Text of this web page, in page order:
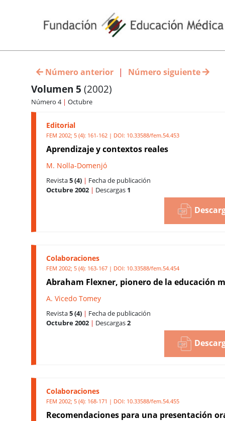
Número siguiente
|
Número anterior
Volumen 5 (2002)
Número 4 | Octubre
Editorial
FEM 2002; 5 (4): 161-162 | DOI: 10.33588/fem.54.453
Aprendizaje y contextos reales
M. Nolla-Domenjó
Revista5 (4) | Fecha de publicación
Octubre 2002 | Descargas 1
Colaboraciones
FEM 2002; 5 (4): 163-167 | DOI: 10.33588/fem.54.454
Abraham Flexner, pionero de la educación
A. Vicedo Tomey
Revista5 (4) | Fecha de publicación
Octubre 2002 | Descargas2
Colaboraciones
FEM 2002; 5 (4): 168-171 | DOI: 10.33588/fem.54.455
Recomendaciones para una presentación